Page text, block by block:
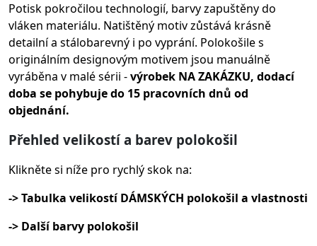
Potisk pokročilou technologií, barvy zapuštěny do
vláken materiálu. Natištěný motiv zůstává krásně
detailní a stálobarevný i po vyprání. Polokošile s
originálním designovým motivem jsou manuálně
vyráběna v malé sérii -výrobek NA ZAKÁZKU, dodací
doba se pohybuje do 15 pracovních dnů od
objednání.
Přehled velikostí a barev polokošil
Klikněte si níže pro rychlý skok na:
-> Tabulka velikostí DÁMSKÝCH polokošil a vlastnosti
-> Další barvy polokošil